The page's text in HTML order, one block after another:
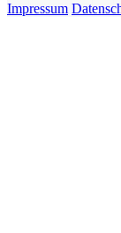
Impressum